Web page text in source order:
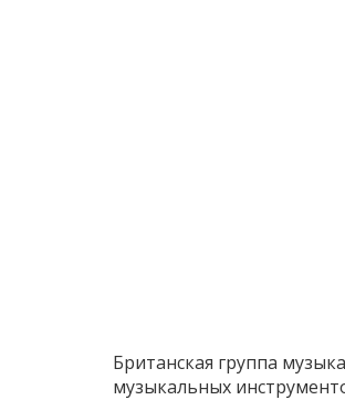
Британская группа
музыкальных